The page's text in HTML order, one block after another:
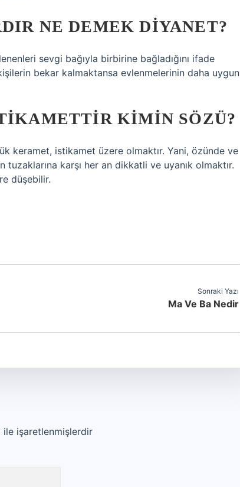
NE DEMEK DIYANET?
sevgi bağıyla birbirine bağladığını ifade
bekar kalmaktansa evlenmelerinin daha uygun
KIMIN SÖZÜ?
keramet, istikamet üzere olmaktır. Yani, özünde ve
tuzaklarına karşı her an dikkatli ve uyanık olmaktır.
düşebilir.
Sonraki Yazı
Ma Ve Ba Nedir
ile işaretlenmişlerdir